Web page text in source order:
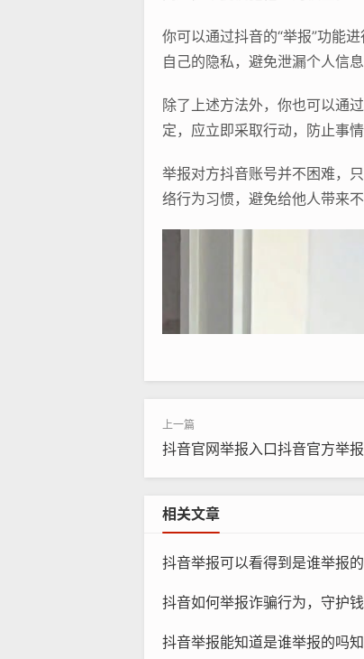
你可以通过抖音的“举报”功能
自己的隐私，避免泄漏个人信息
除了上述方法外，你也可以通
定，应立即采取行动，防止事情
举报对方抖音账号并不困难，
络行为习惯，避免给他人带来不
抖音官网举报入口抖音官方举
相关文章
抖音举报可以看得到是谁举报的吗，抖音举报背后
抖音如何举报诈骗行为，守护钱包安全，手
抖音举报能知道是谁举报的吗知乎，在知乎狂搜抖音举报